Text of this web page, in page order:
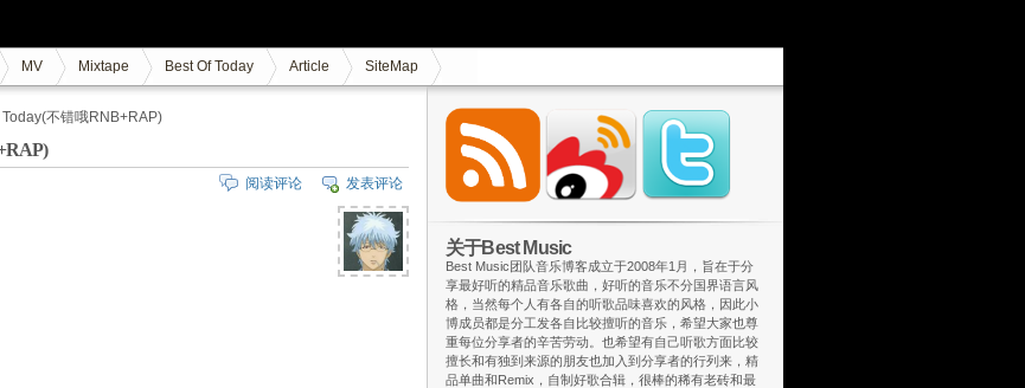
MV Mixtape Best Of Today Article SiteMap
不错哦RNB+RAP)
发表评论
阅读评论
关于Best Music
Best Music团队音乐博客成立于2008年1月，旨在于分
享最好听的精品音乐歌曲，好听的音乐不分国界语言风
格，当然每个人有各自的听歌品味喜欢的风格，因此小
博成员都是分工发各自比较擅听的音乐，希望大家也尊
重每位分享者的辛苦劳动。也希望有自己听歌方面比较
擅长和有独到来源的朋友也加入到分享者的行列来，精
品单曲和Remix，自制好歌合辑，很棒的稀有老砖和最